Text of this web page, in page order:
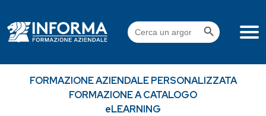
content
Search
for:
Search Button
FORMAZIONE AZIENDALE PERSONALIZZATA
FORMAZIONE A CATALOGO
eLEARNING